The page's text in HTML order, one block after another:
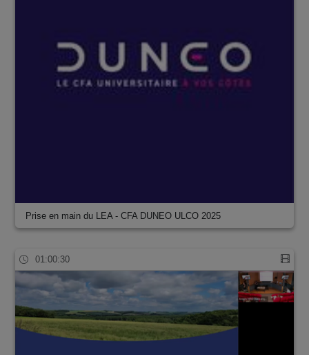
Prise en main du LEA - CFA DUNEO ULCO 2025
01:00:30